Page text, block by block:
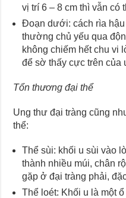
vị trí 6 – 8 cm thì vẫn có
Đoạn dưới: cách rìa hậu
thường chủ yếu qua
không chiếm hết chu vi
để sờ thấy cực trên của
Tổn thương đại thể
Ung thư đại tràng cũng
thể:
Thể sùi: khối u sùi vào
thành nhiều múi, chân
gặp ở đại tràng phải,
Thể loét: Khối u là một